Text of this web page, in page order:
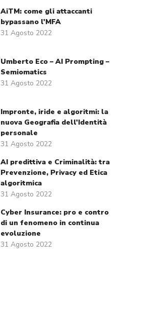
AiTM: come gli attaccanti
bypassano l'MFA
31 Agosto 2022
Umberto Eco – AI Prompting –
Semiomatics
31 Agosto 2022
Impronte, iride e algoritmi: la
nuova Geografia dell'Identità
personale
31 Agosto 2022
AI predittiva e Criminalità: tra
Prevenzione, Privacy ed Etica
algoritmica
31 Agosto 2022
Cyber Insurance: pro e contro
di un fenomeno in continua
evoluzione
31 Agosto 2022